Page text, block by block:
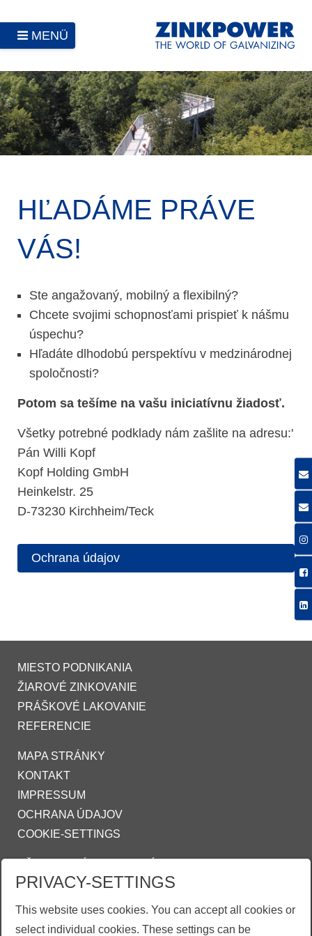
MENÜ
HĽADÁME PRÁVE
VÁS!
Ste angažovaný, mobilný a flexibilný?
Chcete svojimi schopnosťami prispieť k nášmu
úspechu?
Hľadáte dlhodobú perspektívu v medzinárodnej
spoločnosti?
Potom sa tešíme na vašu iniciatívnu žiadosť.
Všetky potrebné podklady nám zašlite na adresu:'
Pán Willi Kopf
Kopf Holding GmbH
Heinkelstr. 25
D-73230 Kirchheim/Teck
Ochrana údajov
MIESTO PODNIKANIA
ŽIAROVÉ ZINKOVANIE
PRÁŠKOVÉ LAKOVANIE
REFERENCIE
MAPA STRÁNKY
KONTAKT
IMPRESSUM
OCHRANA ÚDAJOV
COOKIE-SETTINGS
SPOLOČNOSTI
INFO@ZINKPOWER.COM
Asociace českých a slovenských zinkoven
PRIVACY-SETTINGS
This website uses cookies. You can accept all cookies or
select individual cookies. These settings can be